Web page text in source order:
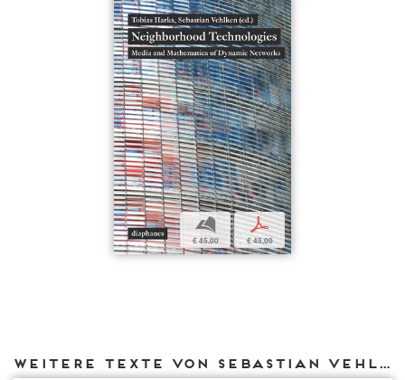
b
€ 45,00
p
€ 45,00
Weitere Texte von Sebastian Vehlken bei DIAPHANES